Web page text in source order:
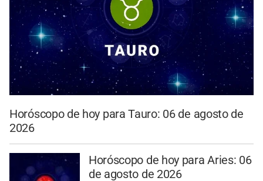
Horóscopo de hoy para Tauro: 06 de agosto de
2026
Horóscopo de hoy para Aries: 06
de agosto de 2026